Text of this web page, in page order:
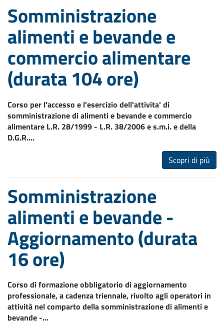
Somministrazione
alimenti e bevande e
commercio alimentare
(durata 104 ore)
Corso per l'accesso e l'esercizio dell'attivita' di
somministrazione di alimenti e bevande e commercio
alimentare L.R. 28/1999 - L.R. 38/2006 e s.m.i. e della
D.G.R....
Scopri di più
Somministrazione
alimenti e bevande -
Aggiornamento (durata
16 ore)
Corso di formazione obbligatorio di aggiornamento
professionale, a cadenza triennale, rivolto agli operatori in
attività nel comparto della somministrazione di alimenti e
bevande -...